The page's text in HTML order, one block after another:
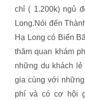
chỉ ( 1.200k) ngủ
Long.Nói đến
Hạ Long có Biển
thăm quan khám
những du khách lẻ
gia cùng với
phí và có cơ hội